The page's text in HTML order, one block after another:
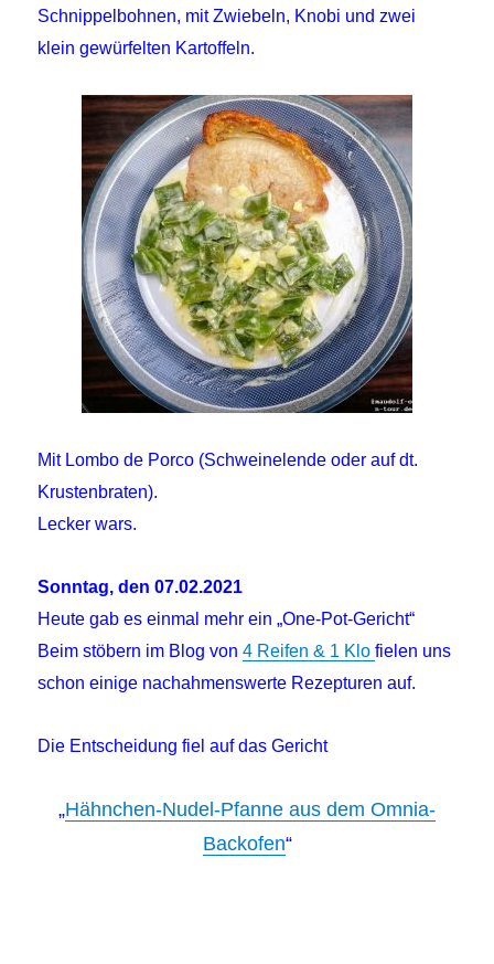
Schnippelbohnen, mit Zwiebeln, Knobi und zwei
klein gewürfelten Kartoffeln.
Mit Lombo de Porco (Schweinelende oder auf dt.
Krustenbraten).
Lecker wars.
Sonntag, den 07.02.2021
Heute gab es einmal mehr ein „One-Pot-Gericht“
Beim stöbern im Blog von4 Reifen & 1 Klofielen uns
schon einige nachahmenswerte Rezepturen auf.
Die Entscheidung fiel auf das Gericht
„Hähnchen-Nudel-Pfanne aus dem Omnia-
Backofen“